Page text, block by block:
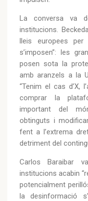
La conversa va
institucions.
lleis europees per
s’imposen”: les
posen sota la
amb aranzels a la
“Tenim el cas d’X,
comprar la
important del
obtinguts i
fent a l’extrema
detriment del
Carlos Baraibar
institucions acabin
potencialment
la desinformació